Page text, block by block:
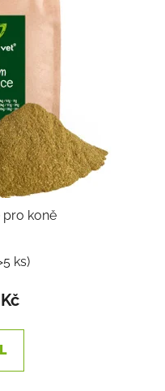
koně
ks)